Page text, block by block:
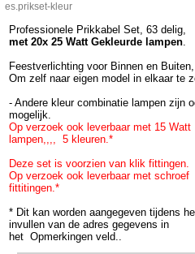
es.prikset-kleur
Professionele Prikkabel Set, 63 delig,
met 20x 25 Watt Gekleurde lampen.
Feestverlichting voor Binnen en Buiten,
Om zelf naar eigen model in elkaar te
- Andere kleur combinatie lampen zijn
mogelijk.
Op verzoek ook leverbaar met 15 Watt
lampen,,,, 5 kleuren.*
Deze set is voorzien van klik fittingen.
Op verzoek ook leverbaar met schroef
fittitingen.*
* Dit kan worden aangegeven tijdens
invullen van de adres gegevens in
het Opmerkingen veld..